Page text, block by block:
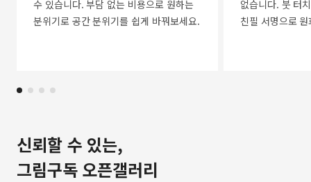
수 있습니다. 부담 없는 비용으로 원하는
분위기로 공간 분위기를 쉽게 바꿔보세요.
없습니다. 붓 터
친필 서명으로
신뢰할 수 있는,
그림구독 오픈갤러리